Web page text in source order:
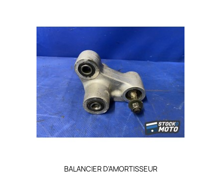
BALANCIER D'AMORTISSEUR